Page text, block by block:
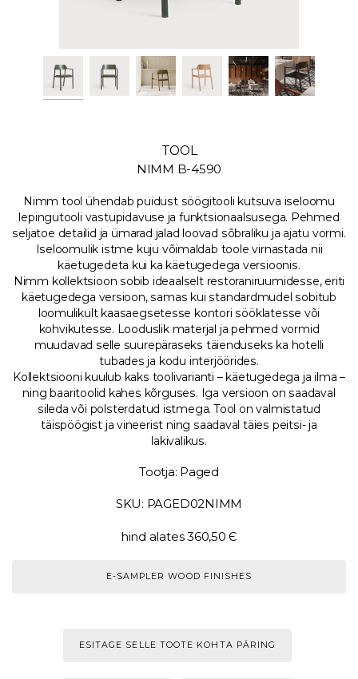
TOOL
NIMM B-4590
Nimm tool ühendab puidust söögitooli kutsuva iseloomu
lepingutooli vastupidavuse ja funktsionaalsusega. Pehmed
seljatoe detailid ja ümarad jalad loovad sõbraliku ja ajatu vormi.
Iseloomulik istme kuju võimaldab toole virnastada nii
käetugedeta kui ka käetugedega versioonis.
Nimm kollektsioon sobib ideaalselt restoraniruumidesse, eriti
käetugedega versioon, samas kui standardmudel sobitub
loomulikult kaasaegsetesse kontori sööklatesse või
kohvikutesse. Looduslik materjal ja pehmed vormid
muudavad selle suurepäraseks täienduseks ka hotelli
tubades ja kodu interjöörides.
Kollektsiooni kuulub kaks toolivarianti – käetugedega ja ilma –
ning baaritoolid kahes kõrguses. Iga versioon on saadaval
sileda või polsterdatud istmega. Tool on valmistatud
täispöögist ja vineerist ning saadaval täies peitsi- ja
lakivalikus.
Tootja: Paged
SKU: PAGED02NIMM
hind alates 360,50 Є
E-SAMPLER WOOD FINISHES
ESITAGE SELLE TOOTE KOHTA PÄRING